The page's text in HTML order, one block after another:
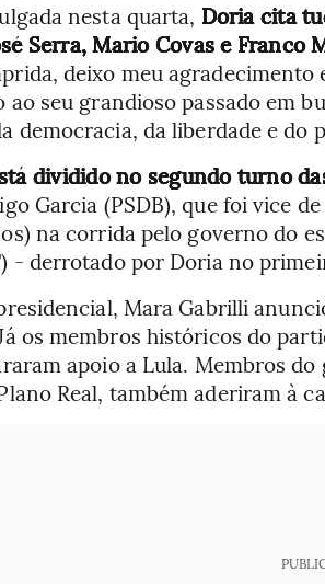
nesta quarta, Doria cita
Serra, Mario Covas e Franco
deixo meu agradecimento
seu grandioso passado em
democracia, da liberdade e do
dividido no segundo turno
Garcia (PSDB), que foi vice
na corrida pelo governo do
- derrotado por Doria no
Mara Gabrilli
os membros históricos do
apoio a Lula. Membros
Real, também aderiram à